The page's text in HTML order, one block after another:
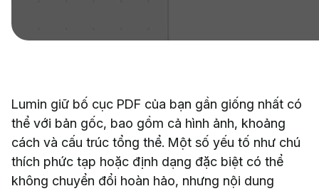
Lumin giữ bố cục PDF của bạn gần giống nhất có
thể với bản gốc, bao gồm cả hình ảnh, khoảng
cách và cấu trúc tổng thể. Một số yếu tố như chú
thích phức tạp hoặc định dạng đặc biệt có thể
không chuyển đổi hoàn hảo, nhưng nội dung